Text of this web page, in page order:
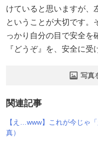
けていると思いますが、
ということが大切です。
っかり自分の目で安全を
『どうぞ』を、安全に受
写真
関連記事
【え…www】これが今じゃ
真）